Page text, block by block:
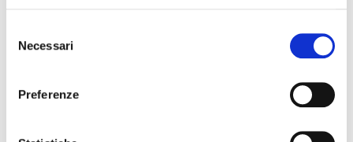
delNecessari
Preferenze
e) dare il proprio concorso alle autorità locali nello
comunque possano interessare la professione.